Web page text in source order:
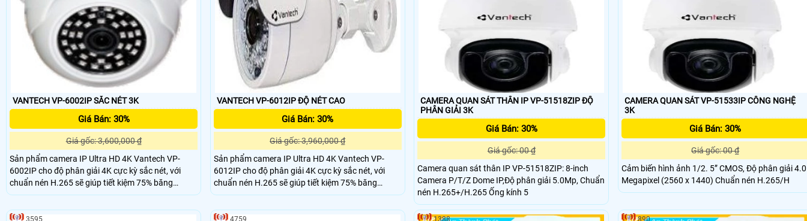
VANTECH VP-6002IP SẮC NÉT 3K
Giá Bán: 30%
Giá gốc: 3,600,000 ₫
Sản phẩm camera IP Ultra HD 4K Vantech VP-
6002IP cho độ phân giải 4K cực kỳ sắc nét, với
chuẩn nén H.265 sẽ giúp tiết kiệm 75% băng
thông, hỗ trợ Onvif kết nối được với tất cả các sản
VANTECH VP-6012IP ĐỘ NÉT CAO
Giá Bán: 30%
Giá gốc: 3,960,000 ₫
Sản phẩm camera IP Ultra HD 4K Vantech VP-
6012IP cho độ phân giải 4K cực kỳ sắc nét, với
chuẩn nén H.265 sẽ giúp tiết kiệm 75% băng
thông, hỗ trợ Onvif kết nối được với tất cả các sản
CAMERA QUAN SÁT THÂN IP VP-51518ZIP ĐỘ
PHÂN GIẢI 3K
Giá Bán: 30%
Giá gốc: 00 ₫
Camera quan sát thân IP VP-51518ZIP: 8-inch
Camera P/T/Z Dome IP,Độ phân giải 5.0Mp, Chuẩn
nén H.265+/H.265 Ống kính 5
CAMERA QUAN SÁT VP-51533IP CÔNG NGHỆ
3K
Giá Bán: 30%
Giá gốc: 00 ₫
Cảm biến hình ảnh 1/2. 5” CMOS, Độ phân giải 4.0
Megapixel (2560 x 1440) Chuẩn nén H.265/H
3595 4759 1388 890